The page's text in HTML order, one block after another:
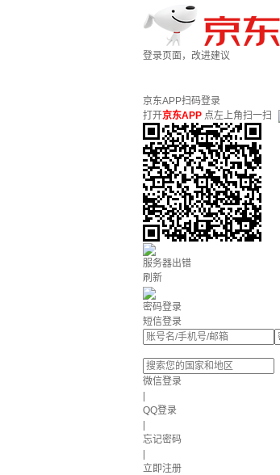
登录页面，改进建议
京东APP扫码登录
打开京东APP 点左上角扫一扫
服务器出错
刷新
密码登录
短信登录
微信登录
QQ登录
忘记密码
立即注册